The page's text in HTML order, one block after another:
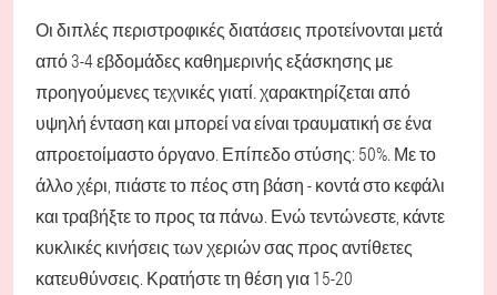
Οι διπλές περιστροφικές διατάσεις προτείνονται μετά
από 3-4 εβδομάδες καθημερινής εξάσκησης με
προηγούμενες τεχνικές γιατί. χαρακτηρίζεται από
υψηλή ένταση και μπορεί να είναι τραυματική σε ένα
απροετοίμαστο όργανο. Επίπεδο στύσης: 50%. Με το
άλλο χέρι, πιάστε το πέος στη βάση - κοντά στο κεφάλι
και τραβήξτε το προς τα πάνω. Ενώ τεντώνεστε, κάντε
κυκλικές κινήσεις των χεριών σας προς αντίθετες
κατευθύνσεις. Κρατήστε τη θέση για 15-20